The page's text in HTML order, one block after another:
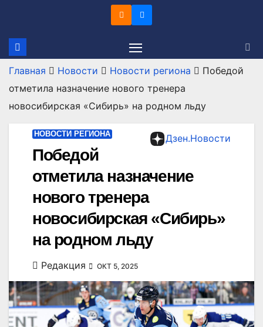
содержимому
Главная Новости Новости региона
Победой
отметила назначение нового тренера
новосибирская «Сибирь» на родном льду
Дзен.Новости
НОВОСТИ РЕГИОНА
Победой
отметила назначение
нового тренера
новосибирская «Сибирь»
на родном льду
Редакция ОКТ 5, 2025